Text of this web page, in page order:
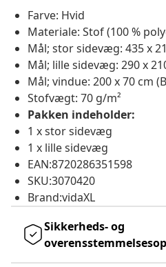
Farve: Hvid
Materiale: Stof (100 %
Mål; stor sidevæg: 435 x
Mål; lille sidevæg: 290 x
Mål; vindue: 200 x 70 cm
Stofvægt: 70 g/m²
Pakken indeholder:
1 x stor sidevæg
1 x lille sidevæg
EAN:8720286351598
SKU:3070420
Brand:vidaXL
Sikkerheds- og